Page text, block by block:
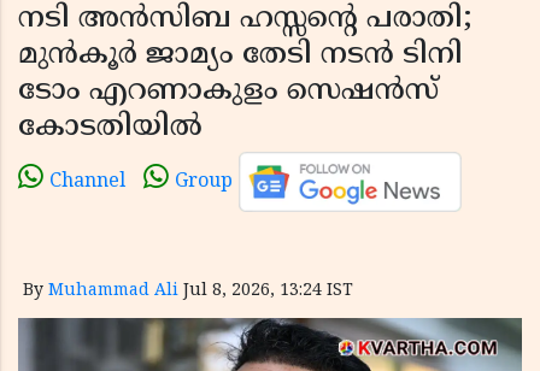
നടി അൻസിബ ഹസ്സൻ്റെ പരാതി;
മുൻകൂർ ജാമ്യം തേടി നടൻ ടിനി
ടോം എറണാകുളം സെഷൻസ്
കോടതിയിൽ
Channel Group
By Muhammad Ali Jul 8, 2026, 13:24 IST